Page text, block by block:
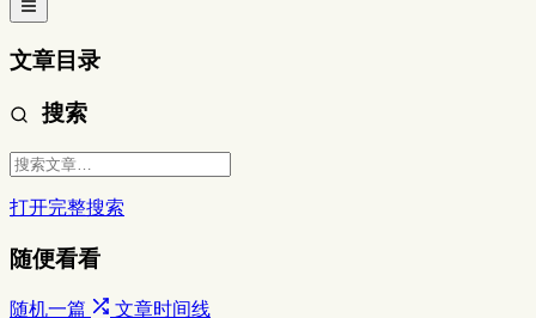
文章目录
搜索
打开完整搜索
随便看看
随机一篇 文章时间线